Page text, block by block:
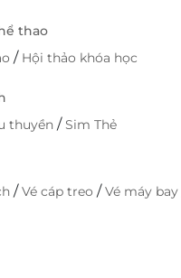
thao
/ Hội thảo khóa học
thuyền /Sim Thẻ
/Vé cáp treo /Vé máy bay